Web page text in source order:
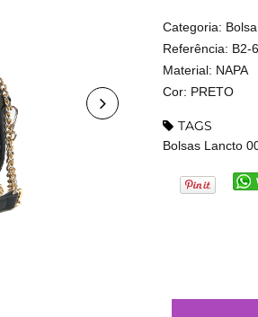
Categoria:
Referência: B2-
Material: NAPA
Cor: PRETO
TAGS
Bolsas Lancto